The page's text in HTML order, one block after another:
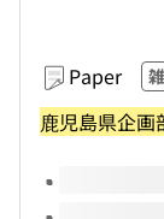
Paper
鹿児島県企画
Volumes of this